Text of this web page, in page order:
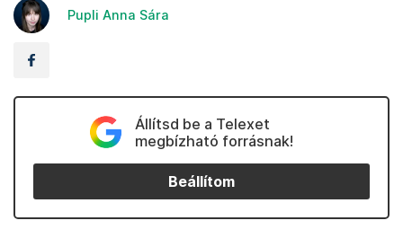
Pupli Anna Sára
Állítsd be a Telexet
megbízható forrásnak!
Beállítom